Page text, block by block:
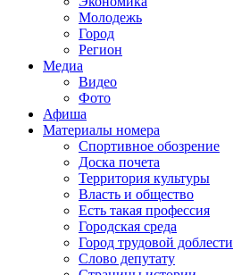
Молодежь
Город
Регион
Медиа
Видео
Фото
Афиша
Материалы номера
Спортивное обозрение
Доска почета
Территория культуры
Власть и общество
Есть такая профессия
Городская среда
Город трудовой доблести
Слово депутату